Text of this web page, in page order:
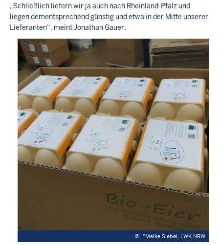
„Schließlich liefern wir ja auch nach Rheinland-Pfalz und
liegen dementsprechend günstig und etwa in der Mitte unserer
Lieferanten“, meint Jonathan Gauer.
© "Meike Siebel, LWK NRW